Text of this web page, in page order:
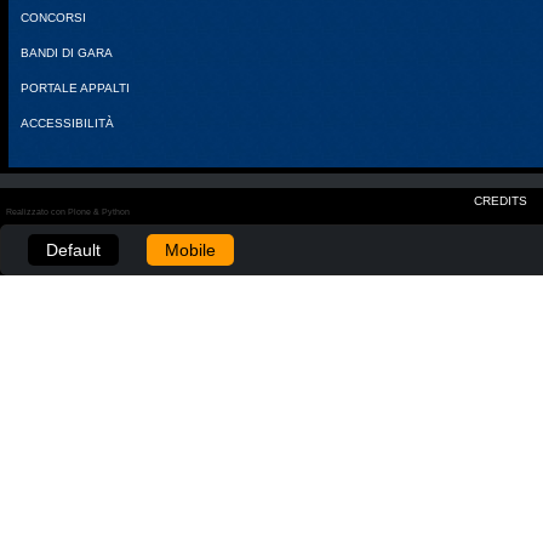
CONCORSI
BANDI DI GARA
PORTALE APPALTI
ACCESSIBILITÀ
CREDITS
Realizzato con Plone & Python
Default Mobile